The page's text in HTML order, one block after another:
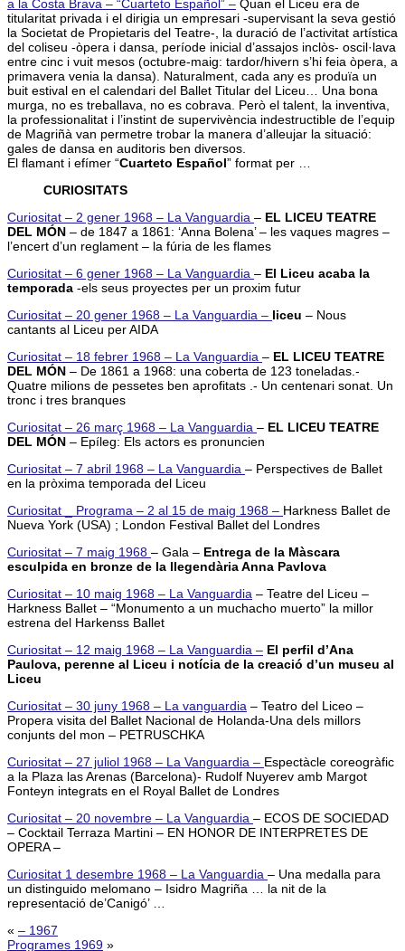
a la Costa Brava – “Cuarteto Español” – Quan el Liceu era de
titularitat privada i el dirigia un empresari -supervisant la seva gestió
la Societat de Propietaris del Teatre-, la duració de l’activitat artística
del coliseu -òpera i dansa, període inicial d’assajos inclòs- oscil·lava
entre cinc i vuit mesos (octubre-maig: tardor/hivern s’hi feia òpera, a
primavera venia la dansa). Naturalment, cada any es produïa un
buit estival en el calendari del Ballet Titular del Liceu… Una bona
murga, no es treballava, no es cobrava. Però el talent, la inventiva,
la professionalitat i l’instint de supervivència indestructible de l’equip
de Magriñà van permetre trobar la manera d’alleujar la situació:
gales de dansa en auditoris ben diversos.
El flamant i efímer “Cuarteto Español” format per …
CURIOSITATS
Curiositat – 2 gener 1968 – La Vanguardia – EL LICEU TEATRE
DEL MÓN – de 1847 a 1861: ‘Anna Bolena’ – les vaques magres –
l’encert d’un reglament – la fúria de les flames
Curiositat – 6 gener 1968 – La Vanguardia – El Liceu acaba la
temporada -els seus proyectes per un proxim futur
Curiositat – 20 gener 1968 – La Vanguardia – liceu – Nous
cantants al Liceu per AIDA
Curiositat – 18 febrer 1968 – La Vanguardia – EL LICEU TEATRE
DEL MÓN – De 1861 a 1968: una coberta de 123 toneladas.-
Quatre milions de pessetes ben aprofitats .- Un centenari sonat. Un
tronc i tres branques
Curiositat – 26 març 1968 – La Vanguardia – EL LICEU TEATRE
DEL MÓN – Epíleg: Els actors es pronuncien
Curiositat – 7 abril 1968 – La Vanguardia – Perspectives de Ballet
en la pròxima temporada del Liceu
Curiositat _ Programa – 2 al 15 de maig 1968 – Harkness Ballet de
Nueva York (USA) ; London Festival Ballet del Londres
Curiositat – 7 maig 1968 – Gala – Entrega de la Màscara
esculpida en bronze de la llegendària Anna Pavlova
Curiositat – 10 maig 1968 – La Vanguardia – Teatre del Liceu –
Harkness Ballet – “Monumento a un muchacho muerto” la millor
estrena del Harkenss Ballet
Curiositat – 12 maig 1968 – La Vanguardia – El perfil d’Ana
Paulova, perenne al Liceu i notícia de la creació d’un museu al
Liceu
Curiositat – 30 juny 1968 – La vanguardia – Teatro del Liceo –
Propera visita del Ballet Nacional de Holanda-Una dels millors
conjunts del mon – PETRUSCHKA
Curiositat – 27 juliol 1968 – La Vanguardia – Espectàcle coreogràfic
a la Plaza las Arenas (Barcelona)- Rudolf Nuyerev amb Margot
Fonteyn integrats en el Royal Ballet de Londres
Curiositat – 20 novembre – La Vanguardia – ECOS DE SOCIEDAD
– Cocktail Terraza Martini – EN HONOR DE INTERPRETES DE
OPERA –
Curiositat 1 desembre 1968 – La Vanguardia – Una medalla para
un distinguido melomano – Isidro Magriña … la nit de la
representació de’Canigó’ …
« – 1967
Programes 1969 »